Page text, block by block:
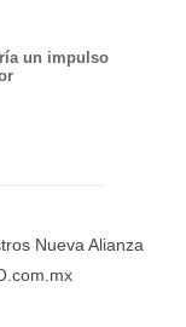
un impulso
Nueva Alianza